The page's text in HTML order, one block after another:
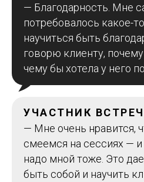
— Благодарность. Мне
потребовалось какое-
научиться быть
говорю клиенту,
чему бы хотела у него
УЧАСТНИК
— Мне очень нравится,
смеемся на сессиях —
надо мной тоже. Это
быть собой и научить